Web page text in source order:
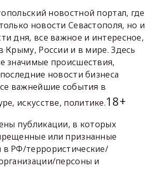
новостной портал, где
новости Севастополя, но и
дня, все важное и интересное,
Крыму, России и в мире. Здесь
значимые происшествия,
новости бизнеса
важнейшие события в
искусстве, политике.18+
публикации, в которых
или признанные
РФ/террористические/
персоны и